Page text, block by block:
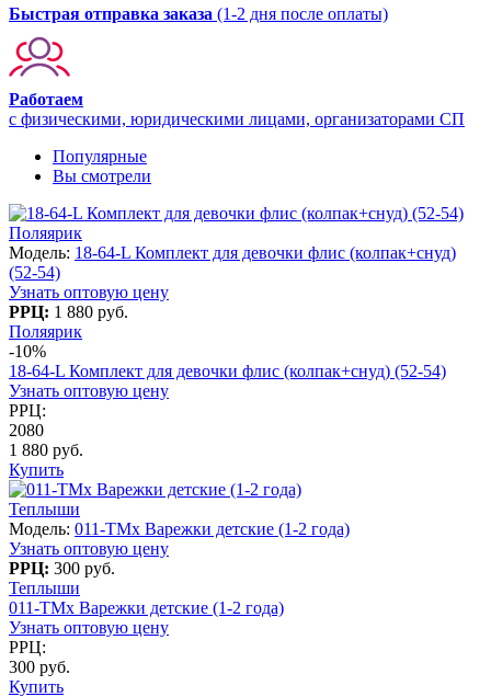
Быстрая отправка заказа (1-2 дня после оплаты)
Работаем
с физическими, юридическими лицами, организаторами СП
Популярные
Вы смотрели
Поляярик
Модель: 18-64-L Комплект для девочки флис (колпак+снуд)
(52-54)
Узнать оптовую цену
РРЦ: 1 880 руб.
Поляярик
-10%
18-64-L Комплект для девочки флис (колпак+снуд) (52-54)
Узнать оптовую цену
РРЦ:
2080
1 880 руб.
Купить
Теплыши
Модель: 011-TMx Варежки детские (1-2 года)
Узнать оптовую цену
РРЦ: 300 руб.
Теплыши
011-TMx Варежки детские (1-2 года)
Узнать оптовую цену
РРЦ:
300 руб.
Купить